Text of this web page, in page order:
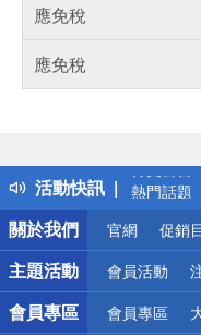
應免稅
應免稅
活動快訊
得獎公告
熱門話題
銀行優惠
偏遠地區
詐騙網頁
關於我們
官網 促銷
主題活動 會員活動
會員專區 會員專區